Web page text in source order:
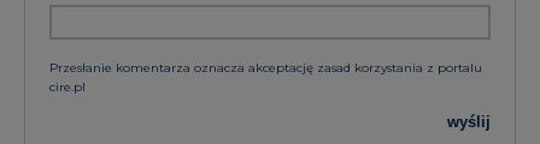
Przesłanie komentarza oznacza akceptację zasad korzystania z portalu
cire.pl
wyślij